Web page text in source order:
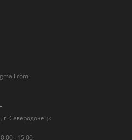
г. Северодонецк
- 15.00